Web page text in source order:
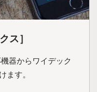
ス］
器からワイデック
ます。